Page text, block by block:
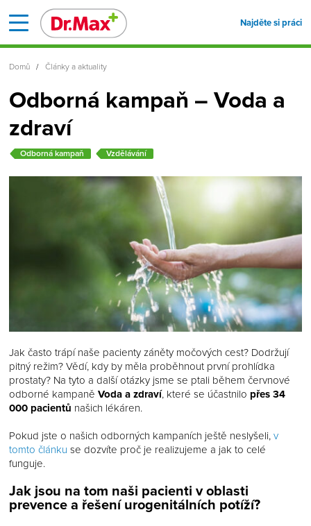
Najděte si práci
Domů Články a aktuality
Odborná kampaň – Voda a
zdraví
Odborná kampaň Vzdělávání
Jak často trápí naše pacienty záněty močových cest? Dodržují
pitný režim? Vědí, kdy by měla proběhnout první prohlídka
prostaty? Na tyto a další otázky jsme se ptali během červnové
odborné kampaně Voda a zdraví, které se účastnilo přes 34
000 pacientů našich lékáren.
Pokud jste o našich odborných kampaních ještě neslyšeli, v
tomto článku se dozvíte proč je realizujeme a jak to celé
funguje.
Jak jsou na tom naši pacienti v oblasti
prevence a řešení urogenitálních potíží?